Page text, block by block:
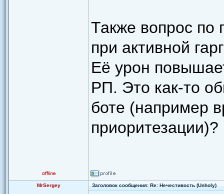
Также вопрос по
при активной
Её урон
РП. Это как-то
боте (например
приоритезации)?
MrSergey Заголовок сообщения: Re: Нечестивость (Unholy)